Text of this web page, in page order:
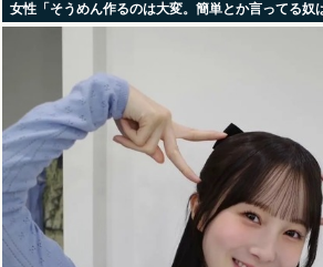
女性「そうめん作るのは大変。簡単とか言ってる奴